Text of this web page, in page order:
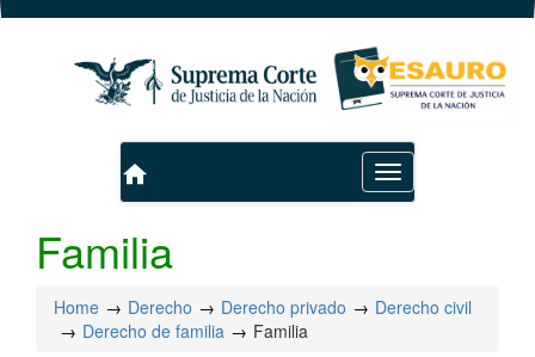
Toggle
navigation
home
Familia
Home Derecho Derecho privado
Derecho civil
Derecho de familia
Familia